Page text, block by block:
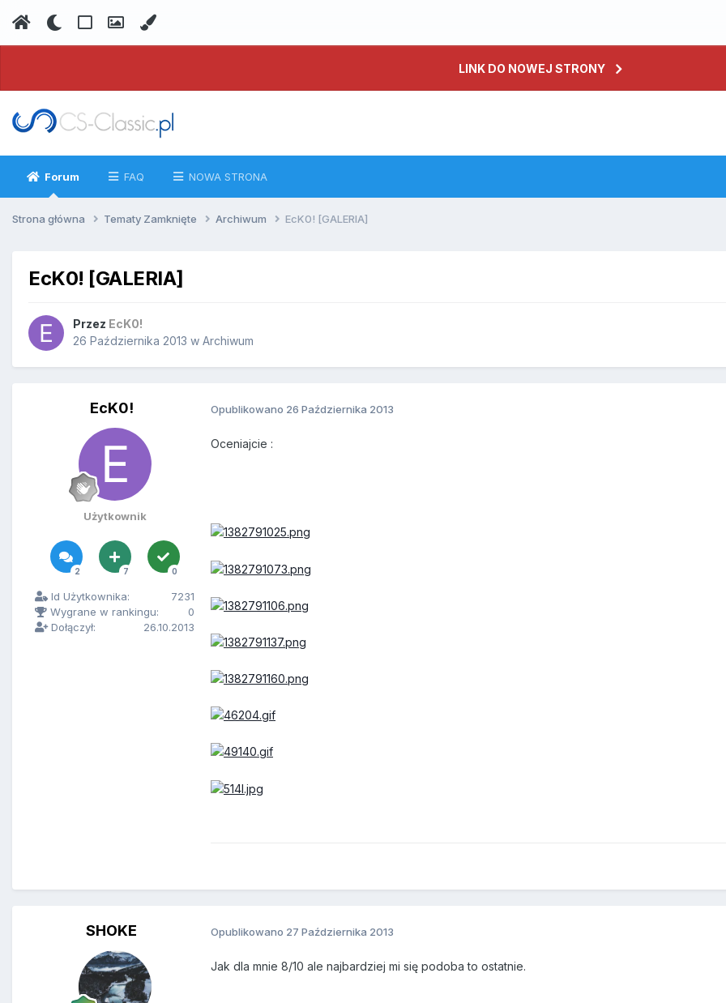
LINK DO NOWEJ STRONY
Forum FAQ NOWA STRONA
Strona główna Tematy Zamknięte Archiwum EcK0! [GALERIA]
EcK0! [GALERIA]
Przez EcK0!
26 Października 2013 w Archiwum
EcK0!
Użytkownik
2 7 0
Id Użytkownika:
7231
Wygrane w rankingu:
0
Dołączył:
26.10.2013
Opublikowano 26 Października 2013
Oceniajcie :
SHOKE Opublikowano 27 Października 2013
Jak dla mnie 8/10 ale najbardziej mi się podoba to ostatnie.